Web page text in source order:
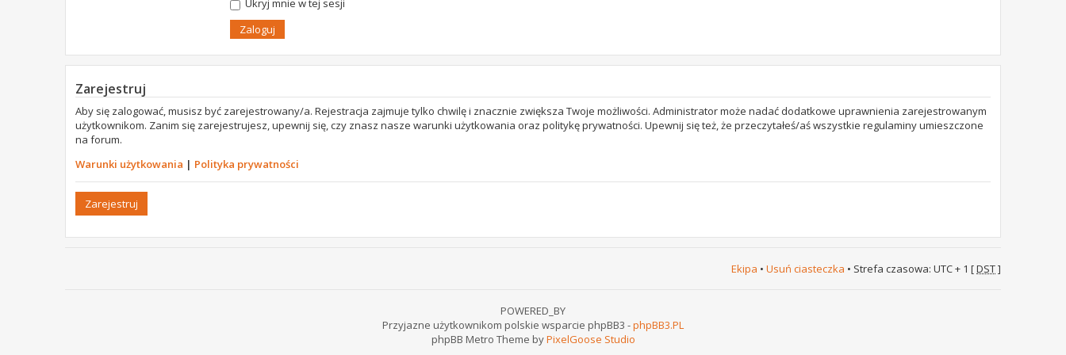
Ukryj mnie w tej sesji
Zarejestruj
Aby się zalogować, musisz być zarejestrowany/a. Rejestracja zajmuje tylko chwilę i znacznie zwiększa Twoje możliwości. Administrator może nadać dodatkowe uprawnienia zarejestrowanym
użytkownikom. Zanim się zarejestrujesz, upewnij się, czy znasz nasze warunki użytkowania oraz politykę prywatności. Upewnij się też, że przeczytałeś/aś wszystkie regulaminy umieszczone
na forum.
Warunki użytkowania | Polityka prywatności
Zarejestruj
Ekipa • Usuń ciasteczka • Strefa czasowa: UTC + 1 [DST]
POWERED_BY
Przyjazne użytkownikom polskie wsparcie phpBB3 -phpBB3.PL
phpBB Metro Theme byPixelGoose Studio